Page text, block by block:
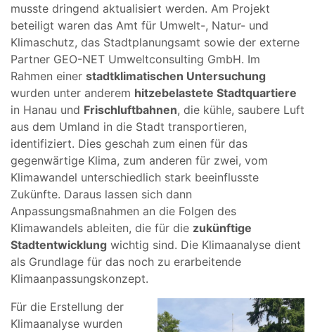
musste dringend aktualisiert werden. Am Projekt
beteiligt waren das Amt für Umwelt-, Natur- und
Klimaschutz, das Stadtplanungsamt sowie der externe
Partner GEO-NET Umweltconsulting GmbH. Im
Rahmen einer stadtklimatischen Untersuchung
wurden unter anderem hitzebelastete Stadtquartiere
in Hanau und Frischluftbahnen, die kühle, saubere Luft
aus dem Umland in die Stadt transportieren,
identifiziert. Dies geschah zum einen für das
gegenwärtige Klima, zum anderen für zwei, vom
Klimawandel unterschiedlich stark beeinflusste
Zukünfte. Daraus lassen sich dann
Anpassungsmaßnahmen an die Folgen des
Klimawandels ableiten, die für die zukünftige
Stadtentwicklung wichtig sind. Die Klimaanalyse dient
als Grundlage für das noch zu erarbeitende
Klimaanpassungskonzept.
Für die Erstellung der
Klimaanalyse wurden